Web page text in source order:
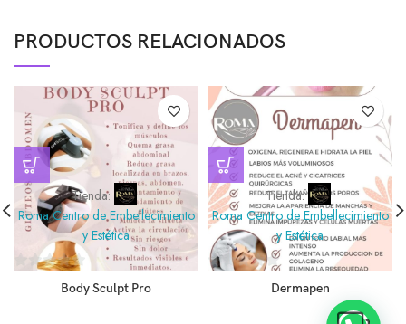
PRODUCTOS RELACIONADOS
Tienda:
Roma Centro de Embellecimiento
y Estética
Body Sculpt Pro
Tienda:
Roma Centro de Embellecimiento
y Estética
Dermapen